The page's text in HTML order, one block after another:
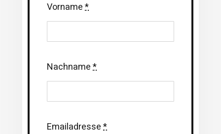
Vorname*
Nachname*
Emailadresse*